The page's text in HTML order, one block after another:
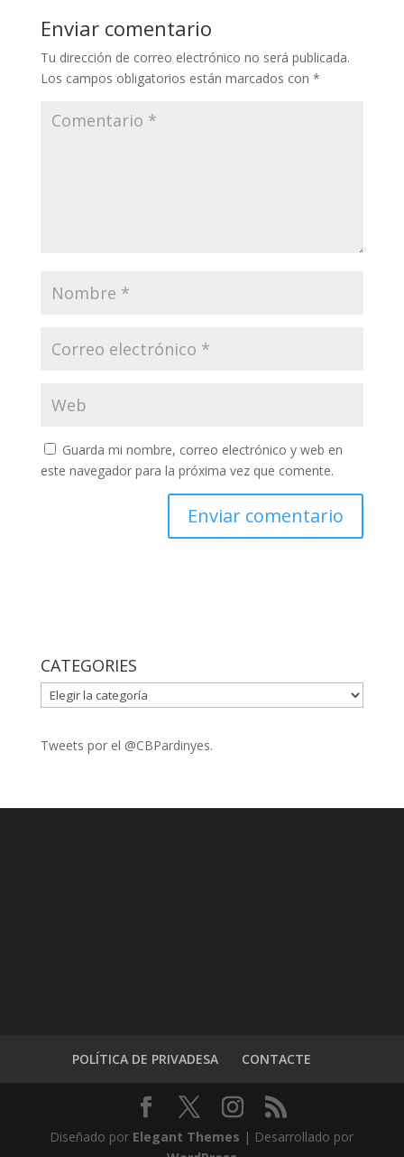
Enviar comentario
Tu dirección de correo electrónico no será publicada.
Los campos obligatorios están marcados con *
Guarda mi nombre, correo electrónico y web en
este navegador para la próxima vez que comente.
CATEGORIES
CATEGORIES
Tweets por el @CBPardinyes.
POLÍTICA DE PRIVADESA CONTACTE
Diseñado por Elegant Themes | Desarrollado por